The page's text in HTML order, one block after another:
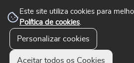
Este site utiliza cookies para
Política de cookies.
Personalizar cookies
Aceitar todos os Cookies